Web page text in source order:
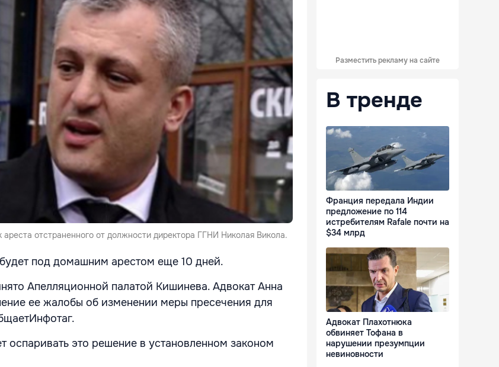
отстраненного от должности директора ГГНИ Николая Викола.
под домашним арестом еще 10 дней.
Апелляционной палатой Кишинева. Адвокат Анна
ее жалобы об изменении меры пресечения для
оспаривать это решение в установленном законом
Разместить рекламу на сайте
В тренде
Франция передала Индии
предложение по 114
истребителям Rafale почти на
$34 млрд
Адвокат Плахотнюка
обвиняет Тофана в
нарушении презумпции
невиновности